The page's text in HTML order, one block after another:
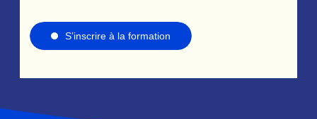
S’inscrire à la formation